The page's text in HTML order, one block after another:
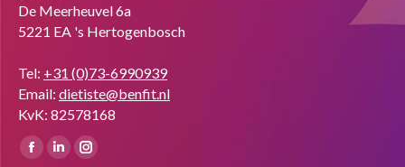
De Meerheuvel 6a
5221 EA 's Hertogenbosch
Tel: +31 (0)73-6990939
Email: dietiste@benfit.nl
KvK: 82578168
Vind ons op:
Facebook
LinkedinInstagram